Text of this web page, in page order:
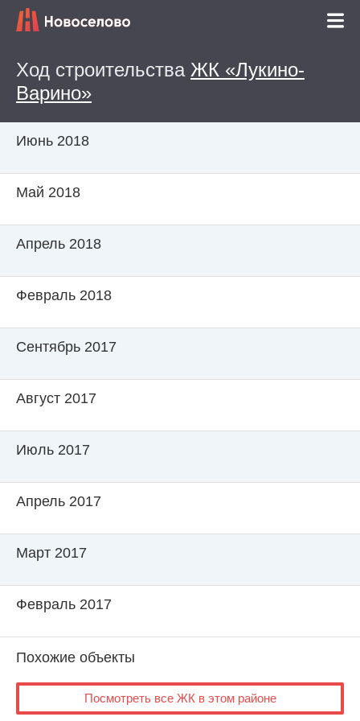
Ход строительства ЖК «Лукино-
Варино»
Июнь 2018
Май 2018
Апрель 2018
Февраль 2018
Сентябрь 2017
Август 2017
Июль 2017
Апрель 2017
Март 2017
Февраль 2017
Похожие объекты
Посмотреть все ЖК в этом районе